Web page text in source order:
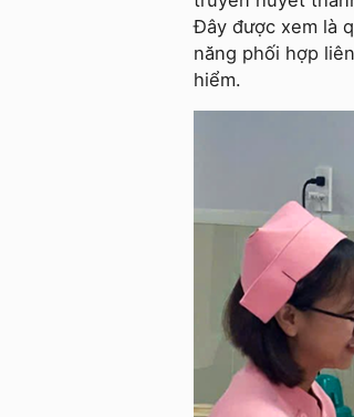
Đây được xem là
năng phối hợp
hiểm.